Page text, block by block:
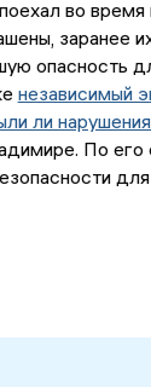
во
заранее
опасность
независимый
ли
По его